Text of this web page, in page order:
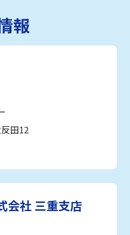
報
田12
会社 三重支店